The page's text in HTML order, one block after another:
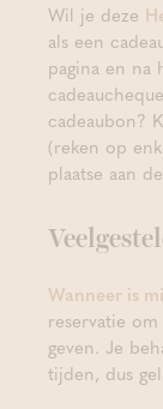
Wil je deze
als een
pagina en na
cadeaubon?
(reken op
plaatse aan
Wanneer is
reservatie
geven. Je
tijden, dus